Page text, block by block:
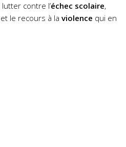
contre l’échec scolaire,
et le recours à la violence qui en